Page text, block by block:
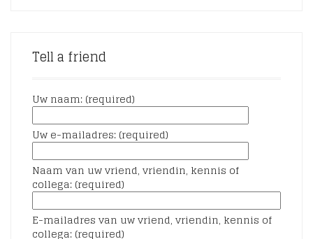
Tell a friend
Uw naam: (required)
Uw e-mailadres: (required)
Naam van uw vriend, vriendin, kennis of
collega: (required)
E-mailadres van uw vriend, vriendin, kennis of
collega: (required)